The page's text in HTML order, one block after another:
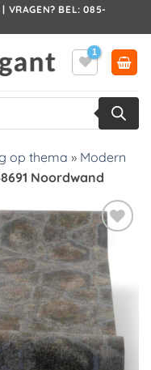
VRAGEN? BEL: 085-
op thema » Modern
Noordwand
Toevoegen
aan
verlanglijst